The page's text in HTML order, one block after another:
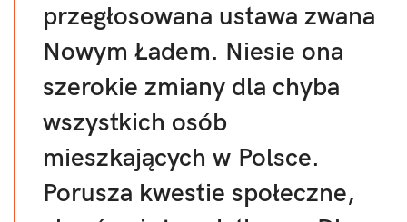
przegłosowana ustawa zwana
Nowym Ładem. Niesie ona
szerokie zmiany dla chyba
wszystkich osób
mieszkających w Polsce.
Porusza kwestie społeczne,